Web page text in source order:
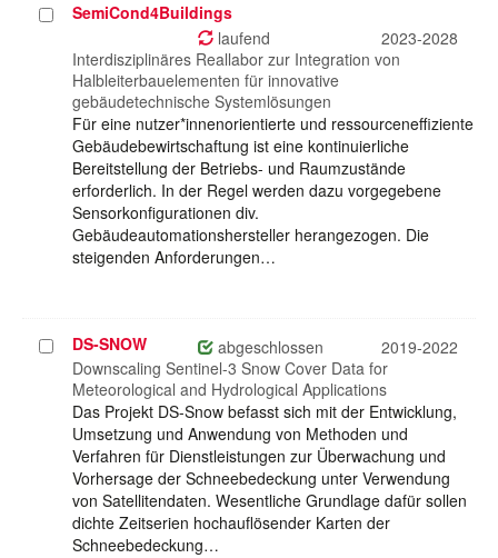
ProjektSemiCond4Buildings
laufend
2023-2028
Interdisziplinäres Reallabor zur Integration von
Halbleiterbauelementen für innovative
gebäudetechnische Systemlösungen
Für eine nutzer*innenorientierte und ressourceneffiziente
Gebäudebewirtschaftung ist eine kontinuierliche
Bereitstellung der Betriebs- und Raumzustände
erforderlich. In der Regel werden dazu vorgegebene
Sensorkonfigurationen div.
Gebäudeautomationshersteller herangezogen. Die
steigenden Anforderungen…
Projekt
auswählen
DS-SNOW abgeschlossen
2019-2022
Downscaling Sentinel-3 Snow Cover Data for
Meteorological and Hydrological Applications
Das Projekt DS-Snow befasst sich mit der Entwicklung,
Umsetzung und Anwendung von Methoden und
Verfahren für Dienstleistungen zur Überwachung und
Vorhersage der Schneebedeckung unter Verwendung
von Satellitendaten. Wesentliche Grundlage dafür sollen
dichte Zeitserien hochauflösender Karten der
Schneebedeckung…